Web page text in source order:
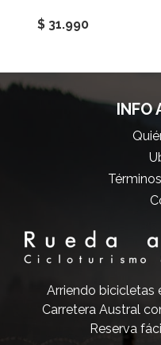
$ 31.990
INFO
Arriendo bicicletas
Carretera Austral
Reserva